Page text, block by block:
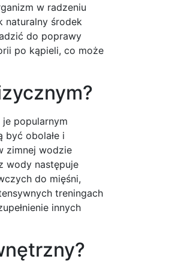
w radzeniu
naturalny środek
do poprawy
po kąpieli, co może
popularnym
obolałe i
zimnej wodzie
wody następuje
do mięśni,
treningach
innych